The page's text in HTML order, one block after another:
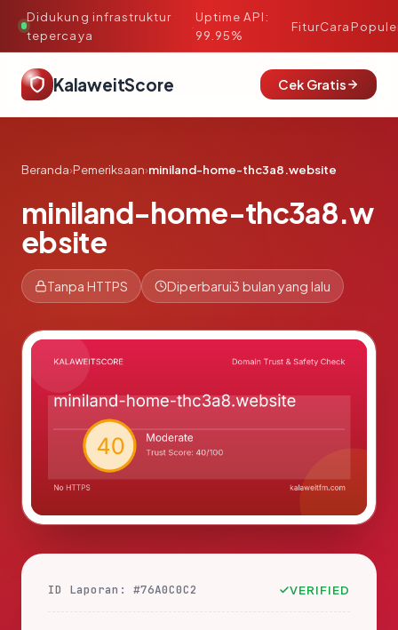
Didukung infrastruktur
tepercaya
·
Uptime API:
99.95%
FiturCara
KalaweitScore Cek Gratis
Beranda›Pemeriksaan›miniland-home-thc3a8.website
miniland-home-thc3a8.w
ebsite
Tanpa HTTPS Diperbarui3 bulan yang lalu
ID Laporan: #76A0C0C2 VERIFIED